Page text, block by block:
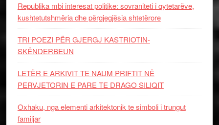
Republika mbi interesat politike: sovraniteti i qytetarëve,
kushtetutshmëria dhe përgjegjësia shtetërore
TRI POEZI PËR GJERGJ KASTRIOTIN-
SKËNDERBEUN
LETËR E ARKIVIT TE NAUM PRIFTIT NË
PERVJETORIN E PARE TE DRAGO SILIQIT
Oxhaku, nga elementi arkitektonik te simboli i trungut
familjar